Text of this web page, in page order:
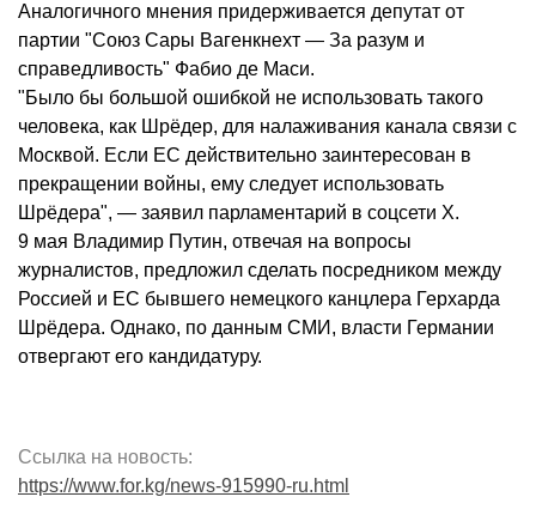
Аналогичного мнения придерживается депутат от
партии "Союз Сары Вагенкнехт — За разум и
справедливость" Фабио де Маси.
"Было бы большой ошибкой не использовать такого
человека, как Шрёдер, для налаживания канала связи с
Москвой. Если ЕС действительно заинтересован в
прекращении войны, ему следует использовать
Шрёдера", — заявил парламентарий в соцсети X.
9 мая Владимир Путин, отвечая на вопросы
журналистов, предложил сделать посредником между
Россией и ЕС бывшего немецкого канцлера Герхарда
Шрёдера. Однако, по данным СМИ, власти Германии
отвергают его кандидатуру.
Ссылка на новость:
https://www.for.kg/news-915990-ru.html